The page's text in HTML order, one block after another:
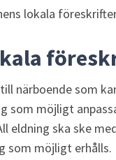
lokala
närboende som
som möjligt
eldning ska ske
som möjligt erhålls.